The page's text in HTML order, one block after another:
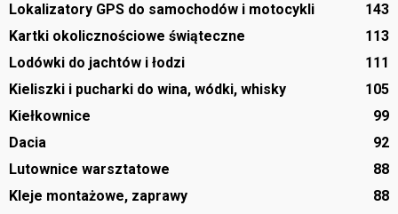
Lokalizatory GPS do samochodów i motocykli
143
Kartki okolicznościowe świąteczne
113
Lodówki do jachtów i łodzi
111
Kieliszki i pucharki do wina, wódki, whisky
105
Kiełkownice
99
Dacia
92
Lutownice warsztatowe
88
Kleje montażowe, zaprawy
88